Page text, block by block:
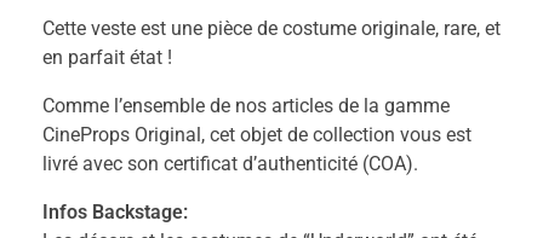
Cette veste est une pièce de costume originale, rare, et
en parfait état !
Comme l’ensemble de nos articles de la gamme
CineProps Original, cet objet de collection vous est
livré avec son certificat d’authenticité (COA).
Infos Backstage: